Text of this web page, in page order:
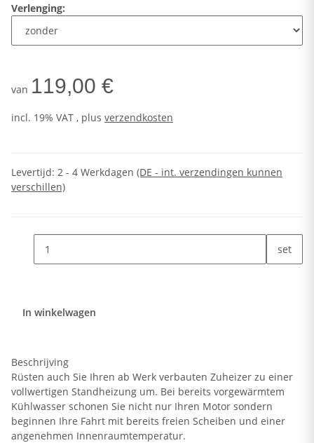
Verlenging:
van 119,00 €
incl. 19% VAT , plus verzendkosten
Levertijd: 2 - 4 Werkdagen (DE - int. verzendingen kunnen
verschillen)
set
In winkelwagen
Beschrijving
Rüsten auch Sie Ihren ab Werk verbauten Zuheizer zu einer
vollwertigen Standheizung um. Bei bereits vorgewärmtem
Kühlwasser schonen Sie nicht nur Ihren Motor sondern
beginnen Ihre Fahrt mit bereits freien Scheiben und einer
angenehmen Innenraumtemperatur.